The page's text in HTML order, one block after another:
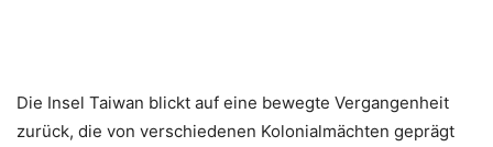
Die Insel Taiwan blickt auf eine bewegte Vergangenheit
zurück, die von verschiedenen Kolonialmächten geprägt